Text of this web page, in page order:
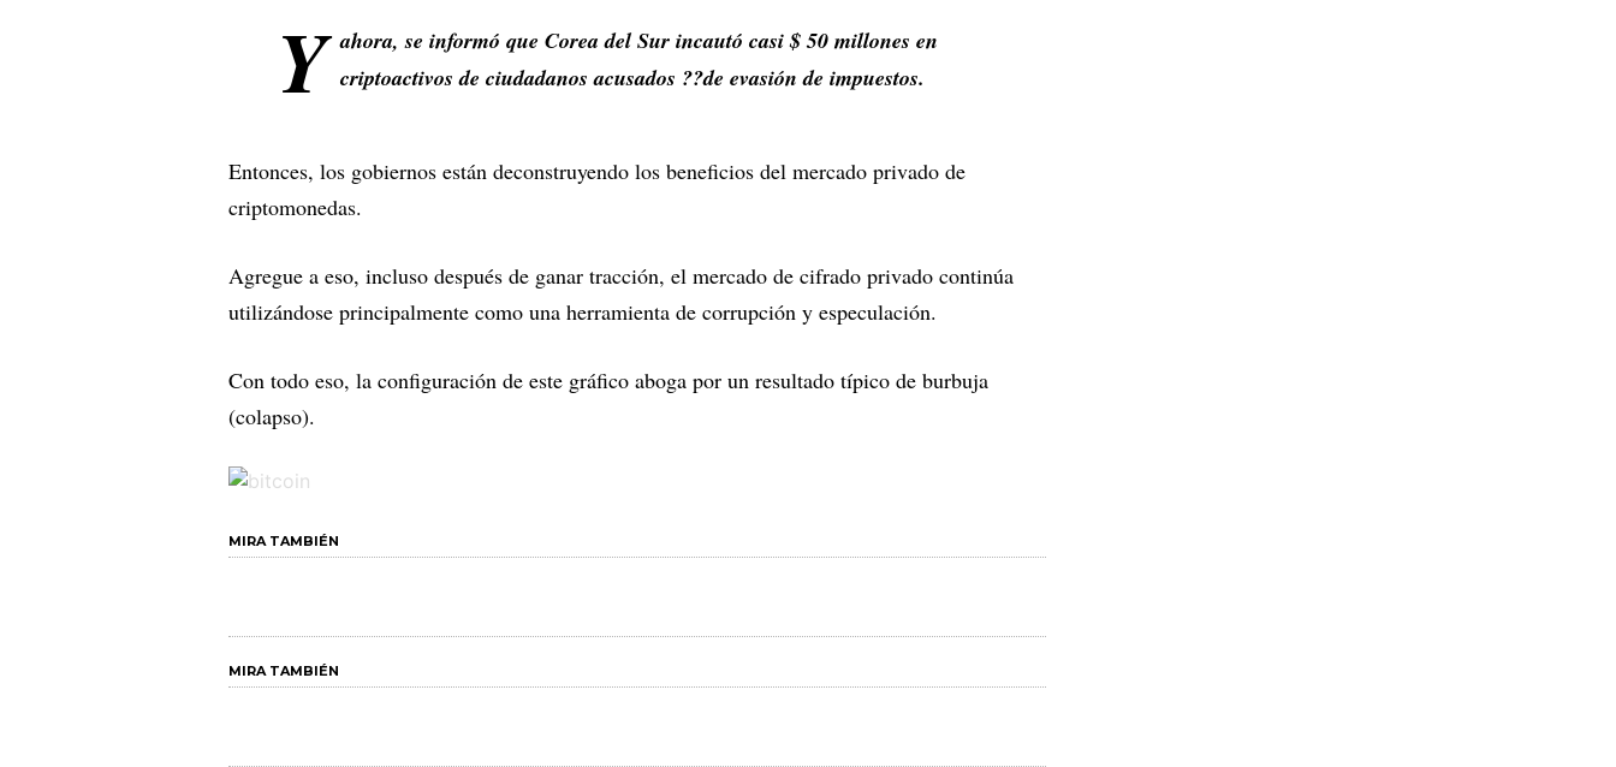
Y ahora, se informó que Corea del Sur incautó casi $ 50 millones en
criptoactivos de ciudadanos acusados ??de evasión de impuestos.
Entonces, los gobiernos están deconstruyendo los beneficios del mercado privado de
criptomonedas.
Agregue a eso, incluso después de ganar tracción, el mercado de cifrado privado continúa
utilizándose principalmente como una herramienta de corrupción y especulación.
Con todo eso, la configuración de este gráfico aboga por un resultado típico de burbuja
(colapso).
MIRA TAMBIÉN
MIRA TAMBIÉN